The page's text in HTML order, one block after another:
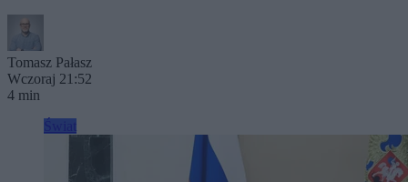
Tomasz Pałasz
Wczoraj 21:52
4 min